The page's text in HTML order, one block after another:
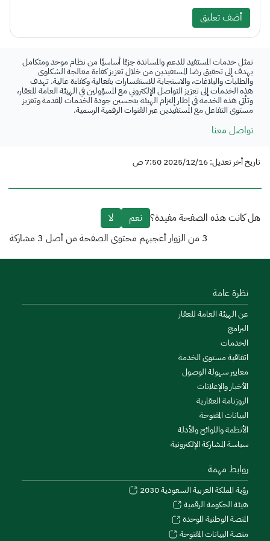
أضف تعليق
تمثل خدمات المستفيد للدعم والمساندة جزءًا أساسيًا من نظام موحد ومتكامل
يهدف إلى تحقيق رضا المستفيدين من خلال تعزيز كفاءة معالجة الشكاوى
والطلبات والبلاغات، والاستجابة للاستفسارات بفعالية وكفاءة عالية. تهدف
هذه الخدمات إلى تعزيز التواصل الإلكتروني مع المسؤولين في الهيئة العامة للعقار،
وتأتي هذه الخدمة في إطار إلتزام الهيئة بتحسين جودة الخدمات المقدمة وتعزيز
مستوى التفاعل مع المستفيدين عبر القنوات الرقمية الرسمية.
تواصل معنا
تاريخ أخر تعديل: 2025/12/16 7:50 ص
هل كانت هذه الصفحة مفيدة؟ نعم
لا
3 من الزوار أعجبهم محتوى الصفحة من أصل 3 مشاركة
نظرة عامة
عن الهيئة العامة للعقار
البرامج
الخدمات
اتفاقية مستوى الخدمة
معايير سهولة الوصول
الأخبار والإعلانات
الروزنامة العقارية
البيانات المفتوحة
الأنظمة واللوائح والأدلة
سياسة المشاركة الإلكترونية
روابط مهمة
رؤية المملكة العربية السعودية 2030
هيئة الحكومة الرقمية
المنصة الوطنية الموحدة
منصة البيانات المفتوحة